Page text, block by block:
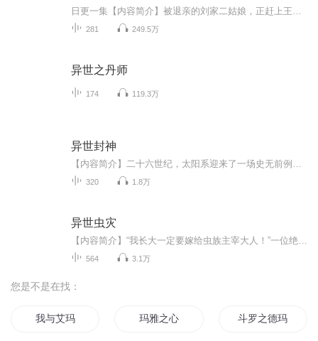
281 249.5万
异世之丹师
174 119.3万
异世封神
320 1.8万
异世虫灾
564 3.1万
您是不是在找：
我与艾玛 玛雅之心 斗罗之德玛西亚